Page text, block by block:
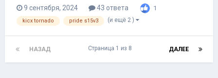
9 сентября, 2024 43 ответа 1
kicx tornado pride s15v3 (и ещё 2 )
НАЗАД ДАЛЕЕ
Страница 1 из 8